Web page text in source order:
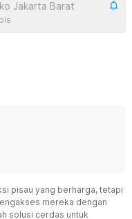
Jakarta Barat
pisau yang berharga, tetapi
mereka dengan
solusi cerdas untuk